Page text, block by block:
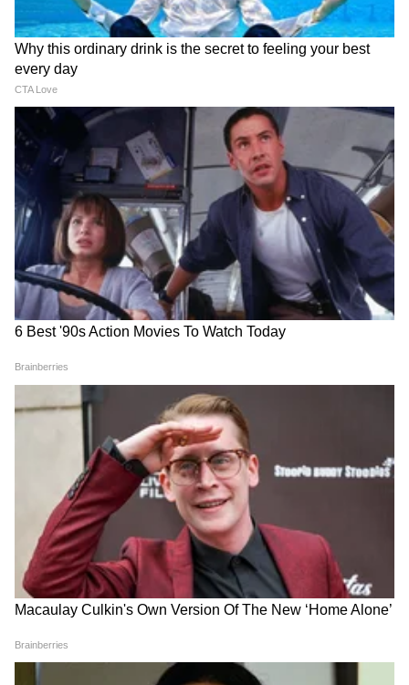
Homemade Face Serum : त्वचेला आठवड्याभरात
येईल ग्लो, घरच्याघरी तयार करा असे फेस सीरम
3
4
Image Credit : Getty
असं बनवा आणि साठवून ठेवा
आता एका स्वच्छ भांड्यात दोन चमचे तांदळाचं पाणी
आणि दोन चमचे कोरफडीचा गर टाकून चांगलं एकत्र करा.
टाका. सर्व साहित्य नीट मिसळल्यावर तुमचं सीरम तयार
आहे. तुम्हाला जास्त प्रमाणात सीरम बनवायचं असेल, तर
तुम्ही साहित्याचं प्रमाण वाढवू शकता. हे सीरम एका
काचेच्या बाटलीत भरून ठेवा.
4
Image Credit :Getty